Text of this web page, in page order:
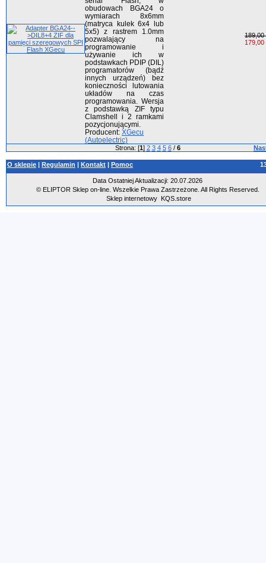
obudowach BGA24 o
wymiarach 8x6mm
(matryca kulek 6x4 lub
5x5) z rastrem 1.0mm
pozwalający na
programowanie i
używanie ich w
podstawkach PDIP (DIL)
programatorów (bądź
innych urządzeń) bez
konieczności lutowania
układów na czas
programowania. Wersja
z podstawką ZIF typu
Clamshell i 2 ramkami
pozycjonującymi.
Producent: XGecu
(Autoelectric)
189,00
179,00
Strona: [1] 2 3 4 5 6/ 6
O sklepie | Regulamin | Kontakt | Pomoc
Data Ostatniej Aktualizacji: 20.07.2026
© ELIPTOR Sklep on-line. Wszelkie Prawa Zastrzeżone. All Rights Reserved.
Sklep internetowy
KQS.store